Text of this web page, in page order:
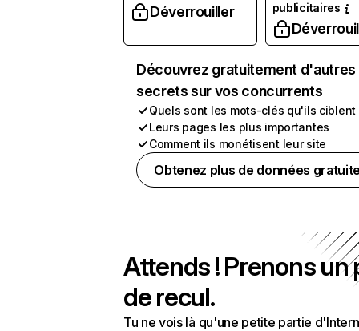
Déverrouiller
publicitaires
Découvrez gratuitement d'autres
secrets sur vos concurrents
Quels sont les mots-clés qu'ils ciblent
Leurs pages les plus importantes
Comment ils monétisent leur site
Obtenez plus de données
Attends ! Prenons un
de recul.
Tu ne vois là qu'une petite partie